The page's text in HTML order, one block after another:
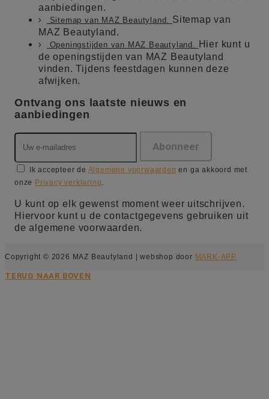
aanbiedingen.
Sitemap van MAZ Beautyland. Sitemap van
MAZ Beautyland.
Openingstijden van MAZ Beautyland.
Hier kunt u
de openingstijden van MAZ Beautyland
vinden. Tijdens feestdagen kunnen deze
afwijken.
Ontvang ons laatste nieuws en
aanbiedingen
Ik accepteer de Algemene voorwaarden en ga akkoord met
onze Privacy verklaring
U kunt op elk gewenst moment weer uitschrijven.
Hiervoor kunt u de contactgegevens gebruiken uit
de algemene voorwaarden.
Copyright © 2026 MAZ Beautyland | webshop door MARK-APP
TERUG NAAR BOVEN